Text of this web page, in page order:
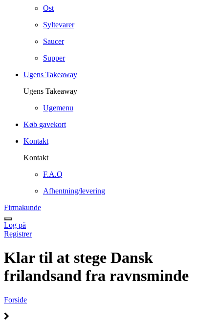
Ost
Syltevarer
Saucer
Supper
Ugens Takeaway
Ugens Takeaway
Ugemenu
Køb gavekort
Kontakt
Kontakt
F.A.Q
Afhentning/levering
Firmakunde
Log på
Registrer
Klar til at stege Dansk
frilandsand fra ravnsminde
Forside